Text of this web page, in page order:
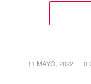
11 MAYO, 2022
/ 0